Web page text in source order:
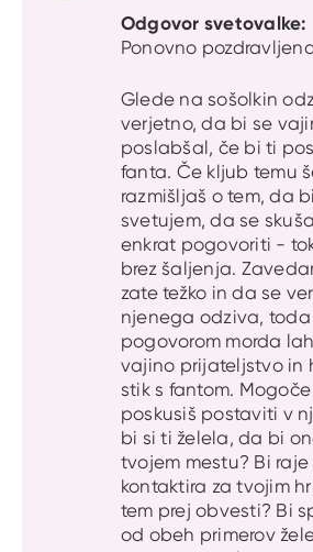
Odgovor svetovalke:
Ponovno
Glede na sošolkin
verjetno, da bi se
poslabšal, če bi ti
fanta. Če kljub temu
razmišljaš o tem, da
svetujem, da se
enkrat pogovoriti -
brez šaljenja.
zate težko in da se
njenega odziva, toda
pogovorom morda
vajino prijateljstvo in
stik s fantom.
poskusiš postaviti v
bi si ti želela, da bi
tvojem mestu? Bi
kontaktira za tvojim
tem prej obvesti? Bi
od obeh primerov